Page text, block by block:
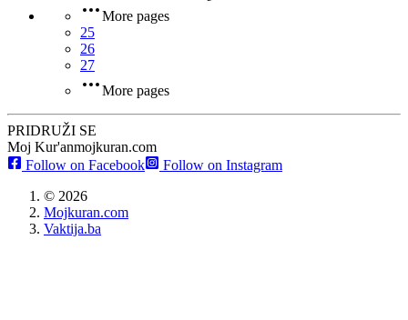
More pages
25
26
27
More pages
PRIDRUŽI SE
Moj Kur'anmojkuran.com
Follow on Facebook
Follow on Instagram
© 2026
Mojkuran.com
Vaktija.ba